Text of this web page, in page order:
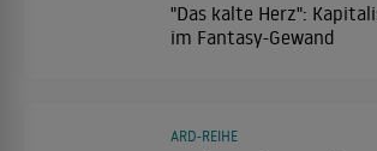
"Das kalte Herz":
im Fantasy-Gewand
ARD-REIHE